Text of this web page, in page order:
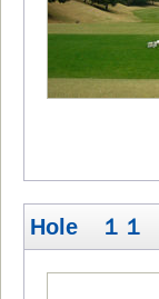
Hole １１